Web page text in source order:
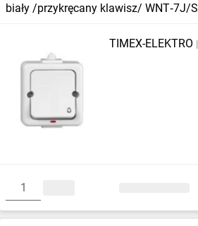
biały /przykręcany klawisz/ WNT‑7J/S
TIMEX-ELEKTRO